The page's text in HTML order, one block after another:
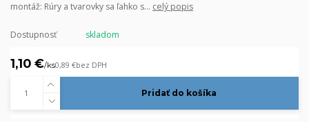
montáž: Rúry a tvarovky sa ľahko s... celý popis
Dostupnosť skladom
1,10 €/ks0,89 €bez DPH
Pridať do košíka